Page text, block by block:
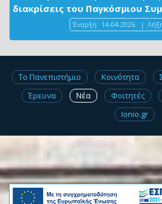
διακρίσεις του Παγκόσμιου
Έναρξη: 14-04-2026 |
Το Πανεπιστήμιο Κοινότητα
Έρευνα
Νέα Φοιτητές
Ionio.gr